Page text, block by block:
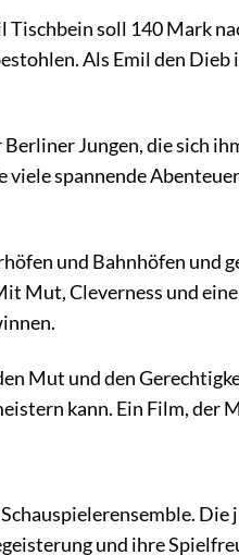
soll 140 Mark
Als Emil den
Jungen, die sich
spannende
und Bahnhöfen und
Mut, Cleverness und
Mut und den
kann. Ein Film, der
und ihre